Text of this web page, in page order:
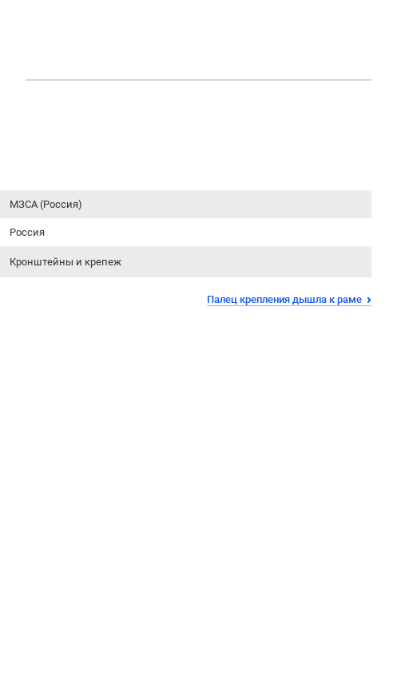
МЗСА (Россия)
Россия
Кронштейны и крепеж
Палец крепления дышла к раме